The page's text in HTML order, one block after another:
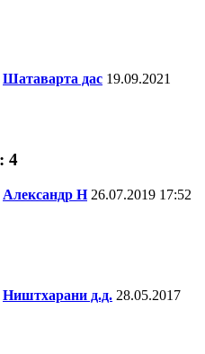
Шатаварта дас 19.09.2021
Александр Н26.07.2019 17:52
Ништхарани д.д. 28.05.2017